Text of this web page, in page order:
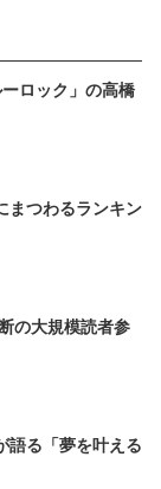
ロック」の高橋
まつわるランキン
の大規模読者参
語る「夢を叶える